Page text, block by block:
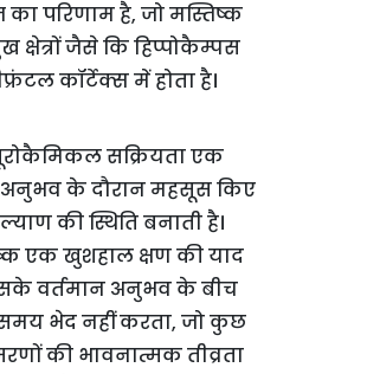
का परिणाम है, जो मस्तिष्क
क्षेत्रों जैसे कि हिप्पोकैम्पस
कॉर्टेक्स में होता है।
सक्रियता एक
के दौरान महसूस किए
की स्थिति बनाती है।
एक खुशहाल क्षण की याद
वर्तमान अनुभव के बीच
भेद नहीं करता, जो कुछ
की भावनात्मक तीव्रता